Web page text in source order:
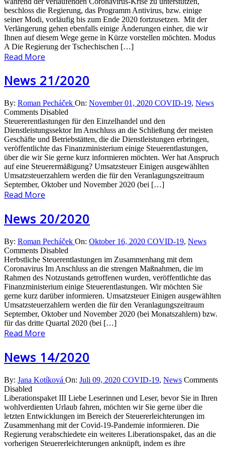
beschloss die Regierung, das Programm Antivirus, bzw. einige
seiner Modi, vorläufig bis zum Ende 2020 fortzusetzen. Mit der
Verlängerung gehen ebenfalls einige Änderungen einher, die wir
Ihnen auf diesem Wege gerne in Kürze vorstellen möchten. Modus
A Die Regierung der Tschechischen […]
Read More
News 21/2020
By: Roman Pecháček On: November 01, 2020 COVID-19, News
Comments Disabled
Steuererentlastungen für den Einzelhandel und den
Dienstleistungssektor Im Anschluss an die Schließung der meisten
Geschäfte und Betriebstätten, die die Dienstleistungen erbringen,
veröffentlichte das Finanzministerium einige Steuerentlastungen,
über die wir Sie gerne kurz informieren möchten. Wer hat Anspruch
auf eine Steuerermäßigung? Umsatzsteuer Einigen ausgewählten
Umsatzsteuerzahlern werden die für den Veranlagungszeitraum
September, Oktober und November 2020 (bei […]
Read More
News 20/2020
By: Roman Pecháček On: Oktober 16, 2020 COVID-19, News
Comments Disabled
Herbstliche Steuerentlastungen im Zusammenhang mit dem
Coronavirus Im Anschluss an die strengen Maßnahmen, die im
Rahmen des Notzustands getroffenen wurden, veröffentlichte das
Finanzministerium einige Steuerentlastungen. Wir möchten Sie
gerne kurz darüber informieren. Umsatzsteuer Einigen ausgewählten
Umsatzsteuerzahlern werden die für den Veranlagungszeitraum
September, Oktober und November 2020 (bei Monatszahlern) bzw.
für das dritte Quartal 2020 (bei […]
Read More
News 14/2020
By: Jana Kotíková On: Juli 09, 2020 COVID-19, News Comments
Disabled
Liberationspaket III Liebe Leserinnen und Leser, bevor Sie in Ihren
wohlverdienten Urlaub fahren, möchten wir Sie gerne über die
letzten Entwicklungen im Bereich der Steuererleichterungen im
Zusammenhang mit der Covid-19-Pandemie informieren. Die
Regierung verabschiedete ein weiteres Liberationspaket, das an die
vorherigen Steuererleichterungen anknüpft, indem es ihre